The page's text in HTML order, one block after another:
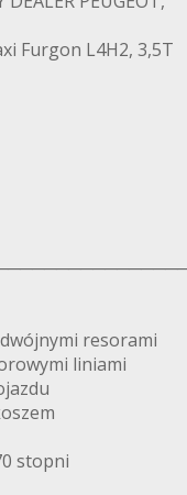
Furgon L4H2, 3,5T
resorami
liniami
stopni